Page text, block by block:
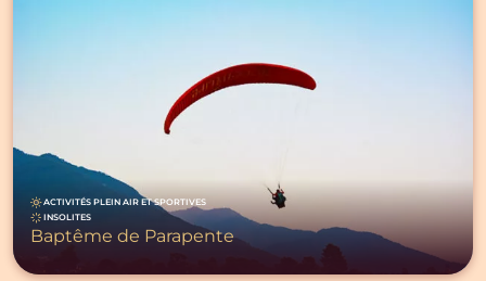
ACTIVITÉS PLEIN AIR ET SPORTIVES
INSOLITES
Baptême de Parapente